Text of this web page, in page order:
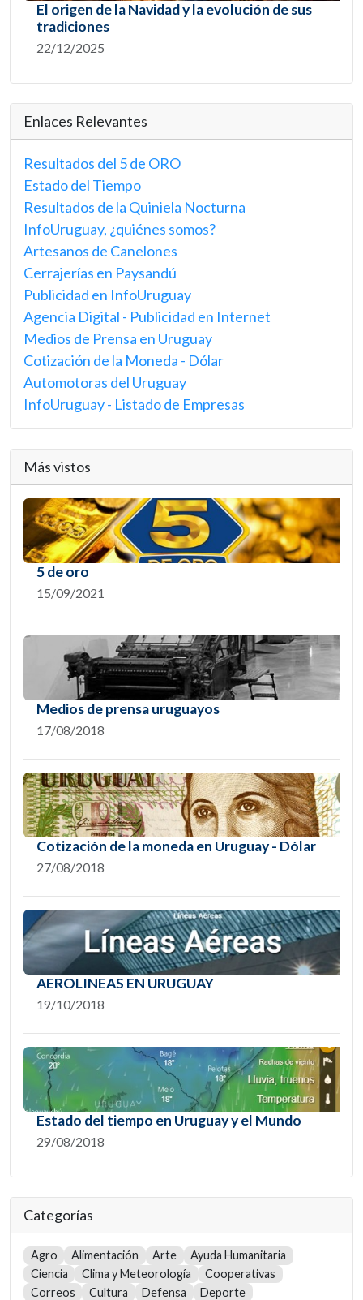
El origen de la Navidad y la evolución de sus
tradiciones
22/12/2025
Enlaces Relevantes
Resultados del 5 de ORO
Estado del Tiempo
Resultados de la Quiniela Nocturna
InfoUruguay, ¿quiénes somos?
Artesanos de Canelones
Cerrajerías en Paysandú
Publicidad en InfoUruguay
Agencia Digital - Publicidad en Internet
Medios de Prensa en Uruguay
Cotización de la Moneda - Dólar
Automotoras del Uruguay
InfoUruguay - Listado de Empresas
Más vistos
5 de oro
15/09/2021
Medios de prensa uruguayos
17/08/2018
Cotización de la moneda en Uruguay - Dólar
27/08/2018
AEROLINEAS EN URUGUAY
19/10/2018
Estado del tiempo en Uruguay y el Mundo
29/08/2018
Categorías
Agro Alimentación Arte
Ayuda Humanitaria
Ciencia
Clima y Meteorología
Cooperativas
Correos
Cultura Defensa
Deporte